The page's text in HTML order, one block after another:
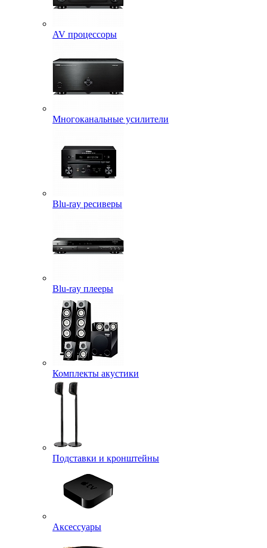
AV процессоры
Многоканальные усилители
Blu-ray ресиверы
Blu-ray плееры
Комплекты акустики
Подставки и кронштейны
Аксессуары